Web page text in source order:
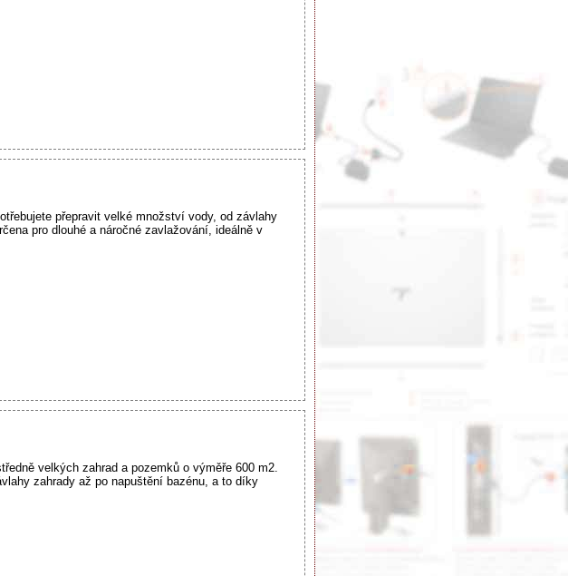
přepravit velké množství vody, od závlahy
pro dlouhé a náročné zavlažování, ideálně v
velkých zahrad a pozemků o výměře 600 m2.
zahrady až po napuštění bazénu, a to díky